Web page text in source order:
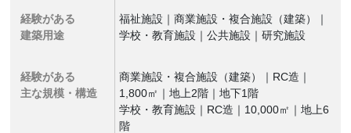
経験がある
建築用途
福祉施設｜商業施設・複合施設（建築）｜
学校・教育施設｜公共施設｜研究施設
経験がある
主な規模・構造
商業施設・複合施設（建築）｜RC造｜
1,800㎡｜地上2階｜地下1階
学校・教育施設｜RC造｜10,000㎡｜地上6
階